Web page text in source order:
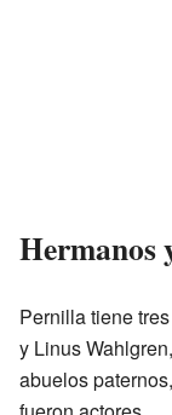
Hermanos
Pernilla tiene
y Linus
abuelos